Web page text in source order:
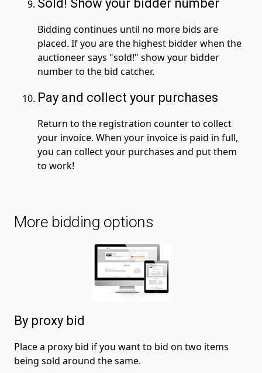
Sold! Show your bidder number
Bidding continues until no more bids are
placed. If you are the highest bidder when the
auctioneer says "sold!" show your bidder
number to the bid catcher.
Pay and collect your purchases
Return to the registration counter to collect
your invoice. When your invoice is paid in full,
you can collect your purchases and put them
to work!
More bidding options
By proxy bid
Place a proxy bid if you want to bid on two items
being sold around the same.